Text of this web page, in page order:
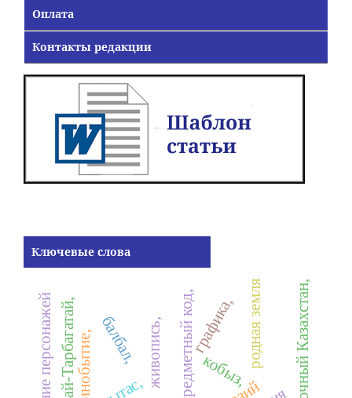
Оплата
Контакты редакции
Ключевые слова
живопись, графика,
кобыз,
балбал, предметный код,
инобытие, Восточный Казахстан,
Алтай-Тарбагатай, родная земля